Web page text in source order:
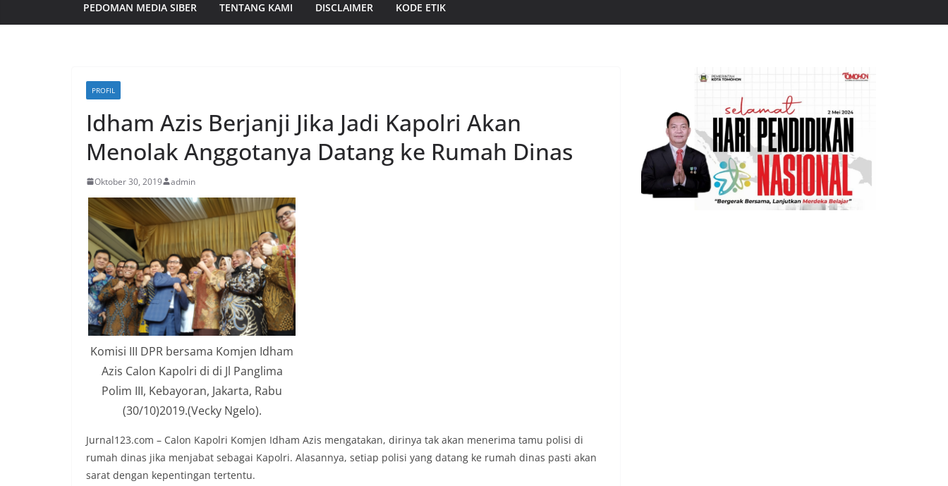
PEDOMAN MEDIA SIBER TENTANG KAMI DISCLAIMER KODE ETIK
PROFIL
Idham Azis Berjanji Jika Jadi Kapolri Akan
Menolak Anggotanya Datang ke Rumah Dinas
Oktober 30, 2019 admin
Komisi III DPR bersama Komjen Idham
Azis Calon Kapolri di di Jl Panglima
Polim III, Kebayoran, Jakarta, Rabu
(30/10)2019.(Vecky Ngelo).
Jurnal123.com – Calon Kapolri Komjen Idham Azis mengatakan, dirinya tak akan menerima tamu polisi di
rumah dinas jika menjabat sebagai Kapolri. Alasannya, setiap polisi yang datang ke rumah dinas pasti akan
sarat dengan kepentingan tertentu.